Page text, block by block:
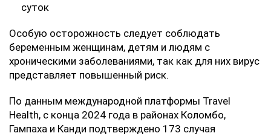
суток
Особую осторожность следует соблюдать
беременным женщинам, детям и людям с
хроническими заболеваниями, так как для них вирус
представляет повышенный риск.
По данным международной платформы Travel
Health, с конца 2024 года в районах Коломбо,
Гампаха и Канди подтверждено 173 случая